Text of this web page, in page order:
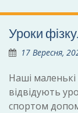
Уроки
17 Вересня,
Наші
відвідують
спортом